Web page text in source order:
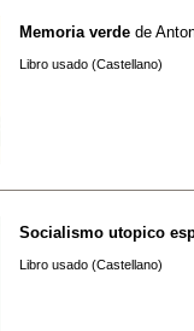
Memoria verde de
Libro usado (Castellano)
Socialismo utopico
Libro usado (Castellano)